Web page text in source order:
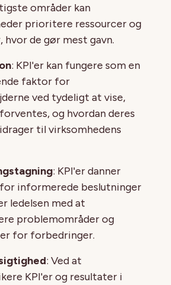
områder kan
prioritere ressourcer og
hvor de gør mest gavn.
: KPI'er kan fungere som en
faktor for
ved tydeligt at vise,
og hvordan deres
til virksomhedens
: KPI'er danner
informerede beslutninger
ledelsen med at
problemområder og
for forbedringer.
: Ved at
KPI'er og resultater i